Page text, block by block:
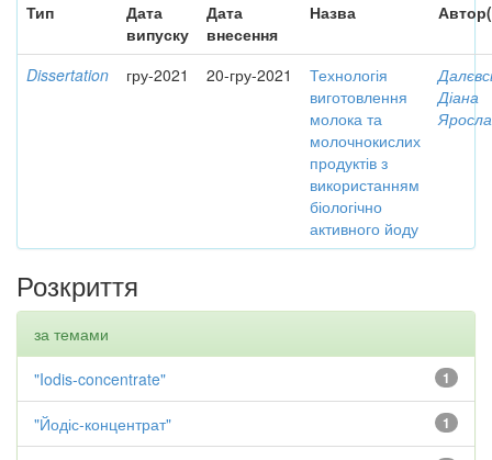
Тип
Дата
випуску
Дата
внесення
Назва
Dissertation гру-2021 20-гру-2021
Технологія
виготовлення
молока та
молочнокислих
продуктів з
використанням
біологічно
активного йоду
Діана
Розкриття
за темами
1
"Iodis-concentrate"
1
"Йодіс-концентрат"